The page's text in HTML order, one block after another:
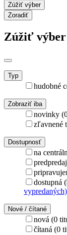
Zúžiť výber
Zoradiť
Zúžiť výber
Typ
hudobné
Zobraziť iba
novinky
zľavnené
Dostupnosť
na
dostupná
vypredaných)
Nové / čítané
nová (0
čítaná (0